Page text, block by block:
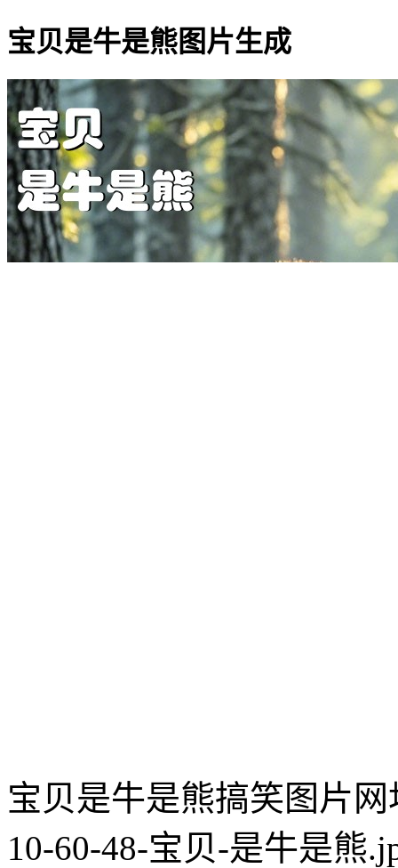
宝贝是牛是熊图片生成
宝贝是牛是熊搞笑图片网
10-60-48-宝贝-是牛是熊